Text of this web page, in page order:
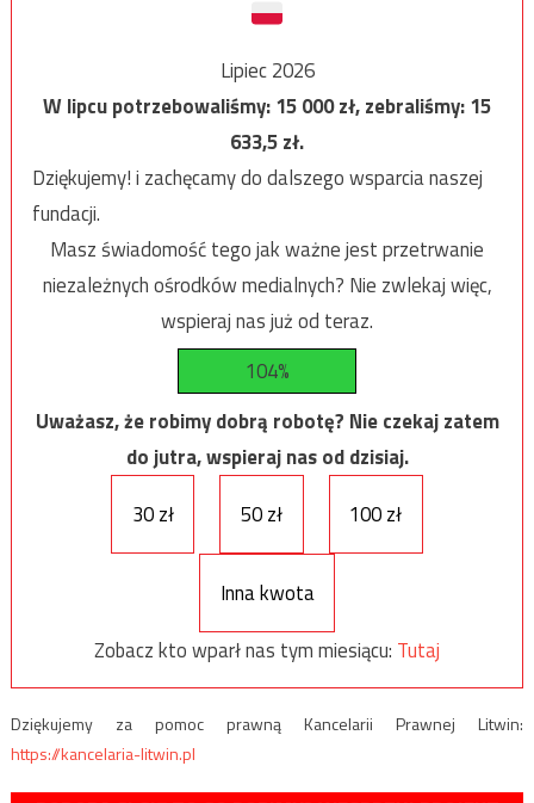
Lipiec 2026
W lipcu potrzebowaliśmy:15 000zł, zebraliśmy:15
633,5zł.
Dziękujemy! i zachęcamy do dalszego wsparcia naszej
fundacji.
Masz świadomość tego jak ważne jest przetrwanie
niezależnych ośrodków medialnych? Nie zwlekaj więc,
wspieraj nas już od teraz.
104%
Uważasz, że robimy dobrą robotę? Nie czekaj zatem
do jutra, wspieraj nas od dzisiaj.
30 zł
50 zł 100 zł
Inna kwota
Zobacz kto wparł nas tym miesiącu: Tutaj
Dziękujemy za pomoc prawną Kancelarii Prawnej Litwin:
https://kancelaria-litwin.pl